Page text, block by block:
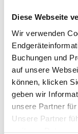
Diese Webseite
Wir verwenden
Buchungen und
auf unsere
können, klicken
geben wir
unsere Partner
Unsere Partner
Dauer
3:30 h